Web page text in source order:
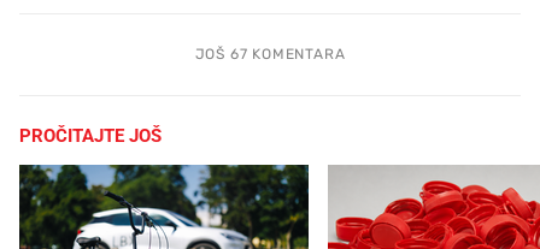
JOŠ 67 KOMENTARA
PROČITAJTE JOŠ